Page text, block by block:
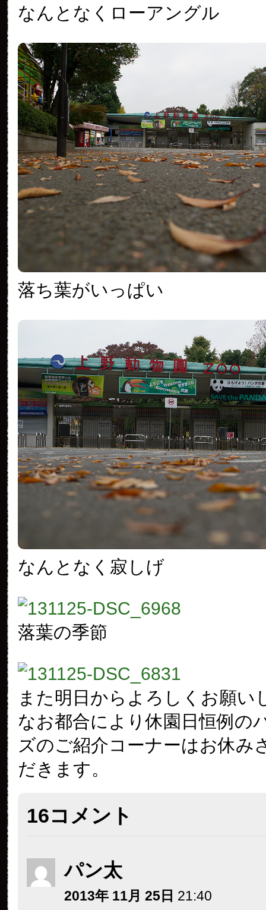
なんとなくローアングル
落ち葉がいっぱい
なんとなく寂しげ
落葉の季節
また明日からよろしくお願い
なお都合により休園日恒例の
ズのご紹介コーナーはお休み
だきます。
16コメント
パン太
2013年 11月 25日 21:40